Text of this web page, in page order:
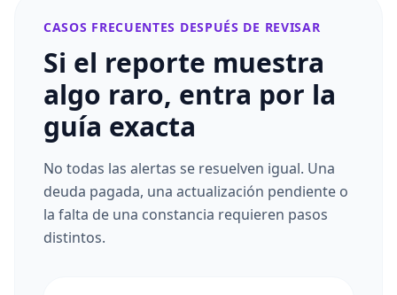
CASOS FRECUENTES DESPUÉS DE REVISAR
Si el reporte muestra
algo raro, entra por la
guía exacta
No todas las alertas se resuelven igual. Una
deuda pagada, una actualización pendiente o
la falta de una constancia requieren pasos
distintos.